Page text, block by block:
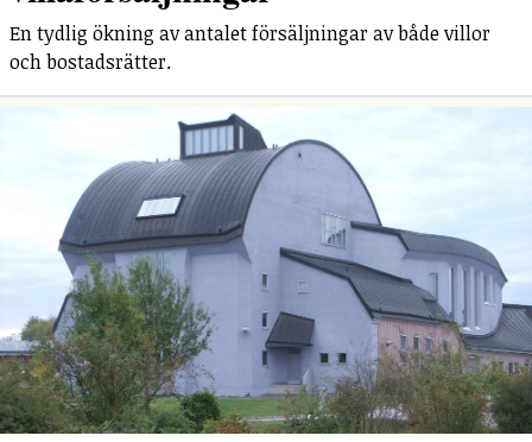
En tydlig ökning av antalet försäljningar av både villor
och bostadsrätter.